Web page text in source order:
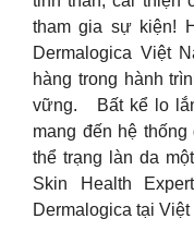
tham gia sự kiện!
Dermalogica Việt
hàng trong hành
vững. Bất kể lo
mang đến hệ
thể trạng làn da
Skin Health
Dermalogica tại Việt